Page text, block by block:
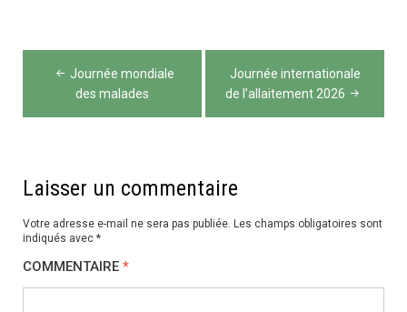
Navigation
Journée mondiale
des malades
Journée internationale
de l’allaitement 2026
Laisser un commentaire
Votre adresse e-mail ne sera pas publiée. Les champs obligatoires sont
indiqués avec *
COMMENTAIRE *